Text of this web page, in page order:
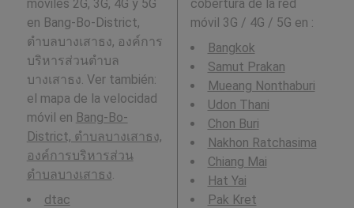
móviles 2G, 3G, 4G y 5G
en Bang-Bo-District,
ตำบลบางเสาธง, องค์การ
บริหารส่วนตำบล
บางเสาธง. Ver también:
el mapa de la velocidad
móvil en Bang-Bo-
District, ตำบลบางเสาธง,
องค์การบริหารส่วน
ตำบลบางเสาธง.
dtac
cobertura de la red
móvil 3G / 4G / 5G en :
Bangkok
Samut Prakan
Mueang Nonthaburi
Udon Thani
Chon Buri
Nakhon Ratchasima
Chiang Mai
Hat Yai
Pak Kret